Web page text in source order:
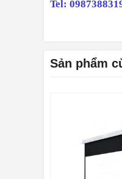
Tel:
Sản phẩm